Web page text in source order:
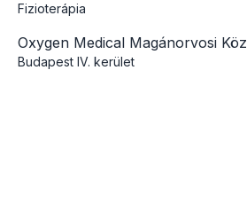
Fizioterápia
Oxygen Medical Magánorvosi
Budapest IV. kerület